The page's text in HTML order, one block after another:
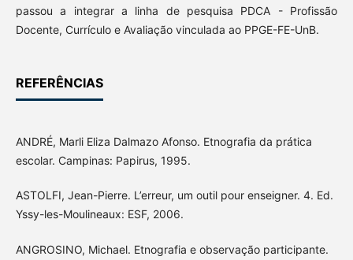
passou a integrar a linha de pesquisa PDCA - Profissão
Docente, Currículo e Avaliação vinculada ao PPGE-FE-UnB.
REFERÊNCIAS
ANDRÉ, Marli Eliza Dalmazo Afonso. Etnografia da prática
escolar. Campinas: Papirus, 1995.
ASTOLFI, Jean-Pierre. L’erreur, um outil pour enseigner. 4. Ed.
Yssy-les-Moulineaux: ESF, 2006.
ANGROSINO, Michael. Etnografia e observação participante.